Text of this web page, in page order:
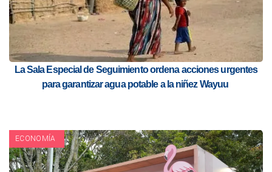
La Sala Especial de Seguimiento ordena acciones urgentes
para garantizar agua potable a la niñez Wayuu
ECONOMÍA